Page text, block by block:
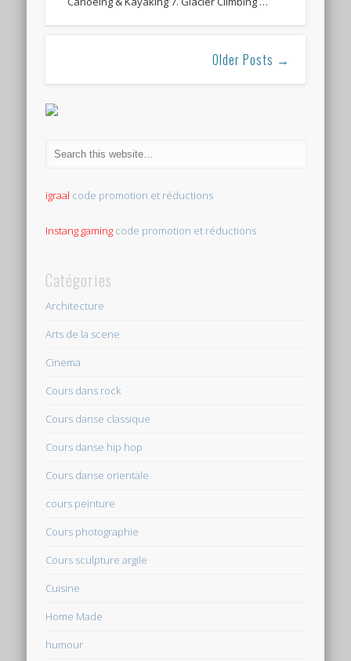
Older Posts →
igraal code promotion et réductions
Instang gaming code promotion et réductions
Catégories
Architecture
Arts de la scene
Cinema
Cours dans rock
Cours danse classique
Cours danse hip hop
Cours danse orientale
cours peinture
Cours photographie
Cours sculpture argile
Cuisine
Home Made
humour